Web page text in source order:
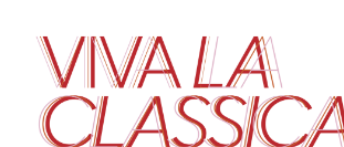
Inhalt
springen